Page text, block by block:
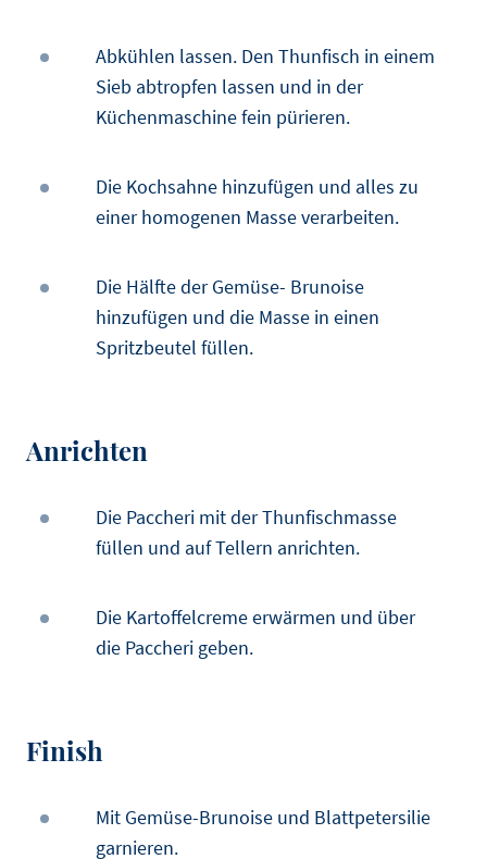
Abkühlen lassen. Den Thunfisch in einem
Sieb abtropfen lassen und in der
Küchenmaschine fein pürieren.
Die Kochsahne hinzufügen und alles zu
einer homogenen Masse verarbeiten.
Die Hälfte der Gemüse- Brunoise
hinzufügen und die Masse in einen
Spritzbeutel füllen.
Anrichten
Die Paccheri mit der Thunfischmasse
füllen und auf Tellern anrichten.
Die Kartoffelcreme erwärmen und über
die Paccheri geben.
Finish
Mit Gemüse-Brunoise und Blattpetersilie
garnieren.